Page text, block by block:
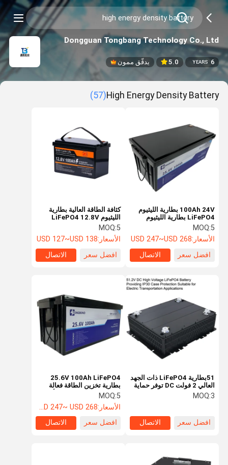
Dongguan Tongbang Technology Co., Ltd
6
YEARS
5.0 يدقّق ممون
High Energy Density Battery
(57)
كثافة الطاقة العالية بطارية
الليثيوم LiFePO4 12.8V
100Ah مع دورة 6000 مرة
MOQ:5
الأسعار:USD 127~USD 138
افضل سعر
الاتصال
100Ah 24V بطارية الليثيوم
LiFePO4 بطارية الليثيوم
القابلة لإعادة الشحن
MOQ:5
الأسعار:USD 247~USD 268
افضل سعر
الاتصال
25.6V 100Ah LiFePO4
بطارية تخزين الطاقة فعالة
إمدادات الطاقة طويلة الأمد
MOQ:5
الأسعار:USD 247~ USD 268
افضل سعر
الاتصال
51بطارية LiFePO4 ذات الجهد
العالي 2 فولت DC توفر حماية
IP30 مناسبة لتطبيقات النقل
الكهربائي
MOQ:3
افضل سعر الاتصال